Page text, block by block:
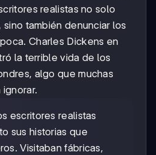
realistas no solo
también denunciar los
Charles Dickens en
la terrible vida de los
algo que muchas
escritores realistas
sus historias que
Visitaban fábricas,